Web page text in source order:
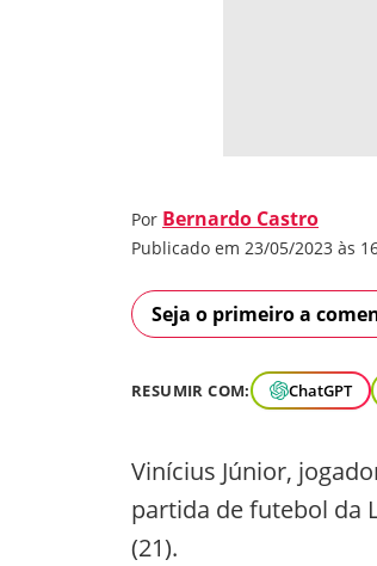
Por Bernardo Castro
Publicado em 23/05/2023 às
Seja o primeiro a
RESUMIR COM: ChatGPT
Vinícius Júnior,
partida de futebol da
(21).